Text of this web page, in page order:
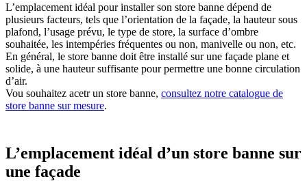
L’emplacement idéal pour installer son store banne dépend de
plusieurs facteurs, tels que l’orientation de la façade, la hauteur sous
plafond, l’usage prévu, le type de store, la surface d’ombre
souhaitée, les intempéries fréquentes ou non, manivelle ou non, etc.
En général, le store banne doit être installé sur une façade plane et
solide, à une hauteur suffisante pour permettre une bonne circulation
d’air.
Vou souhaitez acetr un store banne, consultez notre catalogue de
store banne sur mesure.
L’emplacement idéal d’un store banne sur
une façade